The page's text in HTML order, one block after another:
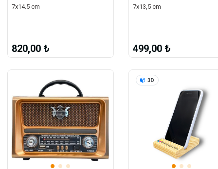
7x14.5 cm
820,00 ₺
7x13,5 cm
499,00 ₺
3D